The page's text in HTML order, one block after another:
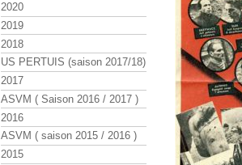
2020
2019
2018
US PERTUIS (saison 2017/18)
2017
ASVM ( Saison 2016 / 2017 )
2016
ASVM ( saison 2015 / 2016 )
2015